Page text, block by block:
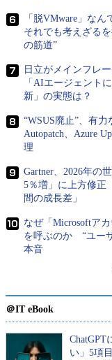
「脱VMware」な
それでも考えざる
の筋道”
日立がメインフレ
「AIエージェント
新」の実態は？
“WSUS廃止”、有
Autopatch、Azure
理
Gartner、2026年の
5％増」に上方修
間の成長差」
なぜ「Microsoftア
を呼ぶのか “ユー
本音
＠IT eBook
ChatGPT
い」5項